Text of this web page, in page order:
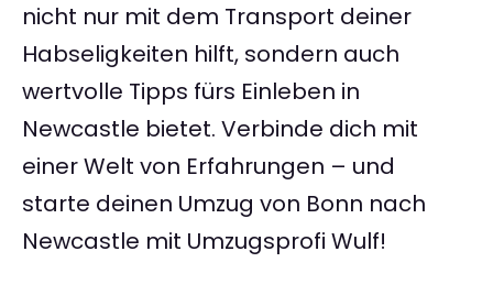
nicht nur mit dem Transport deiner
Habseligkeiten hilft, sondern auch
wertvolle Tipps fürs Einleben in
Newcastle bietet. Verbinde dich mit
einer Welt von Erfahrungen – und
starte deinen Umzug von Bonn nach
Newcastle mit Umzugsprofi Wulf!